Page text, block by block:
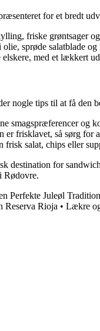
for et bredt
friske grøntsager
sprøde salatblade og
med et lækkert
nogle tips til at få den
smagspræferencer og
er frisklavet, så sørg for
frisk salat, chips eller
destination for
Rødovre.
Perfekte Juleøl Tradition
Reserva Rioja • Lækre